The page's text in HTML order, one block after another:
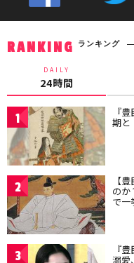
RANKING ランキング
DAILY
24時間
1 『
期と
2 【
のか
で一
3 『
溺愛